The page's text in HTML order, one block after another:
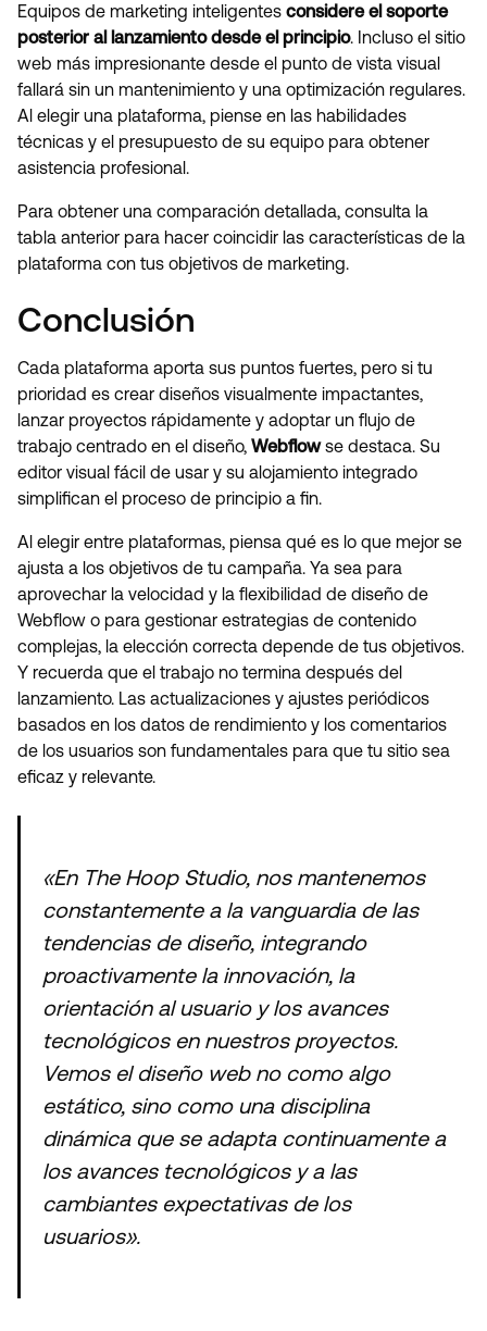
Equipos de marketing inteligentes considere el soporte
posterior al lanzamiento desde el principio. Incluso el sitio
web más impresionante desde el punto de vista visual
fallará sin un mantenimiento y una optimización regulares.
Al elegir una plataforma, piense en las habilidades
técnicas y el presupuesto de su equipo para obtener
asistencia profesional.
Para obtener una comparación detallada, consulta la
tabla anterior para hacer coincidir las características de la
plataforma con tus objetivos de marketing.
Conclusión
Cada plataforma aporta sus puntos fuertes, pero si tu
prioridad es crear diseños visualmente impactantes,
lanzar proyectos rápidamente y adoptar un flujo de
trabajo centrado en el diseño, Webflowse destaca. Su
editor visual fácil de usar y su alojamiento integrado
simplifican el proceso de principio a fin.
Al elegir entre plataformas, piensa qué es lo que mejor se
ajusta a los objetivos de tu campaña. Ya sea para
aprovechar la velocidad y la flexibilidad de diseño de
Webflow o para gestionar estrategias de contenido
complejas, la elección correcta depende de tus objetivos.
Y recuerda que el trabajo no termina después del
lanzamiento. Las actualizaciones y ajustes periódicos
basados en los datos de rendimiento y los comentarios
de los usuarios son fundamentales para que tu sitio sea
eficaz y relevante.
«En The Hoop Studio, nos mantenemos
constantemente a la vanguardia de las
tendencias de diseño, integrando
proactivamente la innovación, la
orientación al usuario y los avances
tecnológicos en nuestros proyectos.
Vemos el diseño web no como algo
estático, sino como una disciplina
dinámica que se adapta continuamente a
los avances tecnológicos y a las
cambiantes expectativas de los
usuarios».